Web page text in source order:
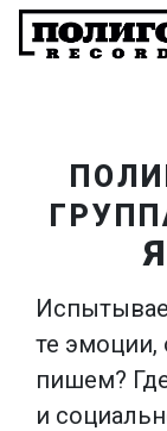
те эмоции,
пишем?
и